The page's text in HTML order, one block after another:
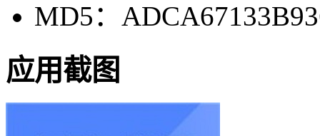
MD5：
应用截图